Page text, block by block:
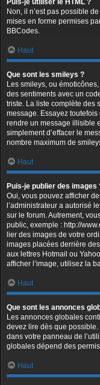
Puis-je utiliser le HTML ?
Non, il n’est pas possible
mises en forme permises
BBCodes.
Haut
Que sont les smileys ?
Les smileys, ou
des sentiments avec un
triste. La liste complète des
message. Essayez
rendre un message illisible
simplement d’effacer le
nombre maximum de
Haut
Puis-je publier des images
Oui, vous pouvez afficher
l’administrateur a autorisé
sur le forum. Autrement,
public, exemple : http://
lier des images de votre
images placées derrière
aux lettres Hotmail ou
afficher l’image, utilisez la
Haut
Que sont les annonces
Les annonces globales
devez lire dès que
dans votre panneau de
globales dépend des
Haut